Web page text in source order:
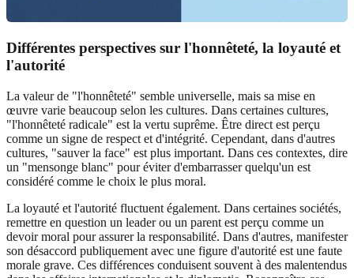
Différentes perspectives sur l'honnêteté, la loyauté et
l'autorité
La valeur de "l'honnêteté" semble universelle, mais sa mise en
œuvre varie beaucoup selon les cultures. Dans certaines cultures,
"l'honnêteté radicale" est la vertu suprême. Être direct est perçu
comme un signe de respect et d'intégrité. Cependant, dans d'autres
cultures, "sauver la face" est plus important. Dans ces contextes, dire
un "mensonge blanc" pour éviter d'embarrasser quelqu'un est
considéré comme le choix le plus moral.
La loyauté et l'autorité fluctuent également. Dans certaines sociétés,
remettre en question un leader ou un parent est perçu comme un
devoir moral pour assurer la responsabilité. Dans d'autres, manifester
son désaccord publiquement avec une figure d'autorité est une faute
morale grave. Ces différences conduisent souvent à des malentendus